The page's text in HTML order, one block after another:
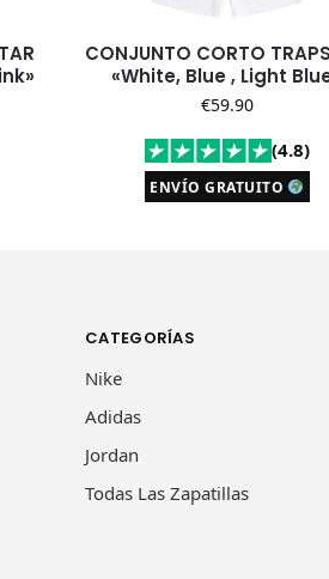
CONJUNTO CORTO
«White, Blue , Light
€59.90
(4.8)
ENVÍO GRATUITO
CATEGORÍAS
Nike
Adidas
Jordan
Todas Las Zapatillas